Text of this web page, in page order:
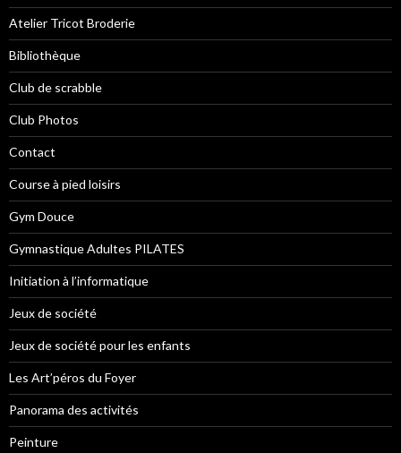
Atelier Tricot Broderie
Bibliothèque
Club de scrabble
Club Photos
Contact
Course à pied loisirs
Gym Douce
Gymnastique Adultes PILATES
Initiation à l’informatique
Jeux de société
Jeux de société pour les enfants
Les Art’péros du Foyer
Panorama des activités
Peinture